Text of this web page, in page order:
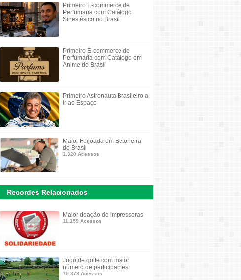
Primeiro E-commerce de
Perfumaria com Catálogo
Sinestésico no Brasil
Primeiro E-commerce de
Perfumaria com Catálogo em
Anime do Brasil
Primeiro Astronauta Brasileiro a
ir ao Espaço
Maior Feijoada em Betoneira
do Brasil
1.320 Acessos
Recordes Relacionados
Maior doação de impressoras
11.159 Acessos
Jogo de golfe com maior
número de participantes
15.373 Acessos